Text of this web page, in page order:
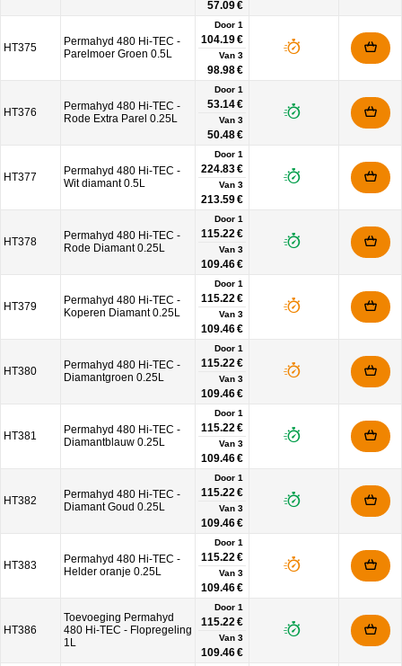
57.09 €
HT375
Permahyd 480 Hi-TEC -
Parelmoer Groen 0.5L
Door 1
104.19 €
Van 3
98.98 €
HT376
Permahyd 480 Hi-TEC -
Rode Extra Parel 0.25L
Door 1
53.14 €
Van 3
50.48 €
HT377
Permahyd 480 Hi-TEC -
Wit diamant 0.5L
Door 1
224.83 €
Van 3
213.59 €
HT378
Permahyd 480 Hi-TEC -
Rode Diamant 0.25L
Door 1
115.22 €
Van 3
109.46 €
HT379
Permahyd 480 Hi-TEC -
Koperen Diamant 0.25L
Door 1
115.22 €
Van 3
109.46 €
HT380
Permahyd 480 Hi-TEC -
Diamantgroen 0.25L
Door 1
115.22 €
Van 3
109.46 €
HT381
Permahyd 480 Hi-TEC -
Diamantblauw 0.25L
Door 1
115.22 €
Van 3
109.46 €
HT382
Permahyd 480 Hi-TEC -
Diamant Goud 0.25L
Door 1
115.22 €
Van 3
109.46 €
HT383
Permahyd 480 Hi-TEC -
Helder oranje 0.25L
Door 1
115.22 €
Van 3
109.46 €
HT386
Toevoeging Permahyd
480 Hi-TEC - Flopregeling
1L
Door 1
115.22 €
Van 3
109.46 €